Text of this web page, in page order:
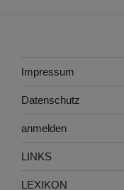
Impressum
Datenschutz
anmelden
LINKS
LEXIKON